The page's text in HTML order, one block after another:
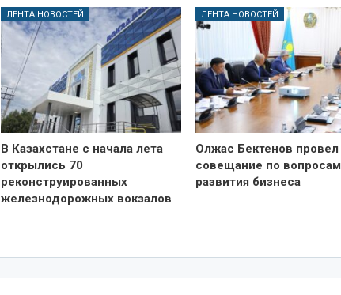
ЛЕНТА НОВОСТЕЙ
В Казахстане с начала лета
открылись 70
реконструированных
железнодорожных вокзалов
ЛЕНТА НОВОСТЕЙ
Олжас Бектенов провел
совещание по вопросам
развития бизнеса